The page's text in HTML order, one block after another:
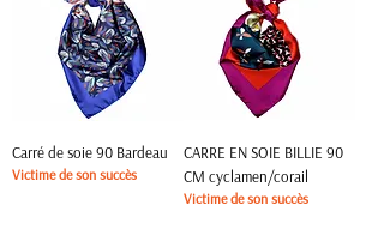
Carré de soie 90 Bardeau
Victime de son succès
CARRE EN SOIE BILLIE 90
CM cyclamen/corail
Victime de son succès